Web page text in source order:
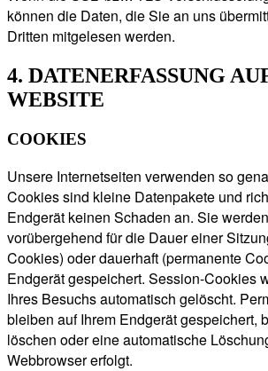
können die Daten, die Sie an uns
Dritten mitgelesen werden.
4. DATENERFASSUNG
WEBSITE
COOKIES
Unsere Internetseiten verwenden so
Cookies sind kleine Datenpakete und
Endgerät keinen Schaden an. Sie
vorübergehend für die Dauer einer
Cookies) oder dauerhaft (permanente
Endgerät gespeichert. Session-Cookies
Ihres Besuchs automatisch gelöscht.
bleiben auf Ihrem Endgerät gespeichert,
löschen oder eine automatische
Webbrowser erfolgt.